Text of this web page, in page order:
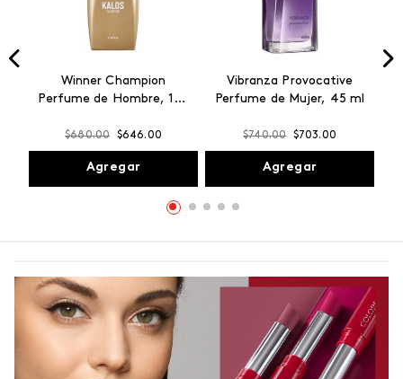
Winner Champion
Perfume de Hombre, 100
$680.00 $646.00
Agregar
Vibranza Provocative
Perfume de Mujer, 45 ml
$740.00 $703.00
Agregar